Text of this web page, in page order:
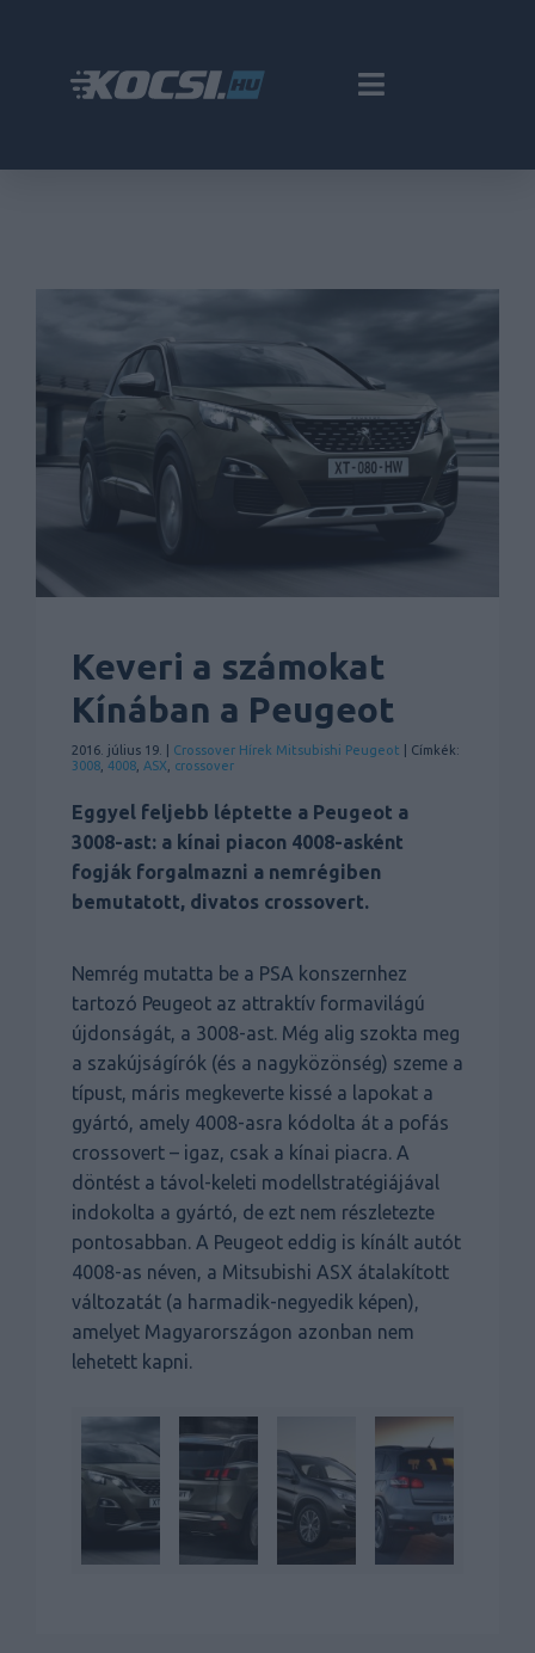
Keveri a számokat
Kínában a Peugeot
2016. július 19. | Crossover Hírek Mitsubishi Peugeot | Címkék:
3008 4008 ASX crossover
Eggyel feljebb léptette a Peugeot a
3008-ast: a kínai piacon 4008-asként
fogják forgalmazni a nemrégiben
bemutatott, divatos crossovert.
Nemrég mutatta be a PSA konszernhez
tartozó Peugeot az attraktív formavilágú
újdonságát, a 3008-ast. Még alig szokta meg
a szakújságírók (és a nagyközönség) szeme a
típust, máris megkeverte kissé a lapokat a
gyártó, amely 4008-asra kódolta át a pofás
crossovert – igaz, csak a kínai piacra. A
döntést a távol-keleti modellstratégiájával
indokolta a gyártó, de ezt nem részletezte
pontosabban. A Peugeot eddig is kínált autót
4008-as néven, a Mitsubishi ASX átalakított
változatát (a harmadik-negyedik képen),
amelyet Magyarországon azonban nem
lehetett kapni.